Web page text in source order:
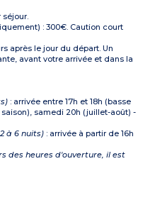
séjour.
: 300€. Caution court
après le jour du départ. Un
avant votre arrivée et dans la
: arrivée entre 17h et 18h (basse
saison), samedi 20h (juillet-août) -
à 6 nuits) : arrivée à partir de 16h
des heures d'ouverture, il est